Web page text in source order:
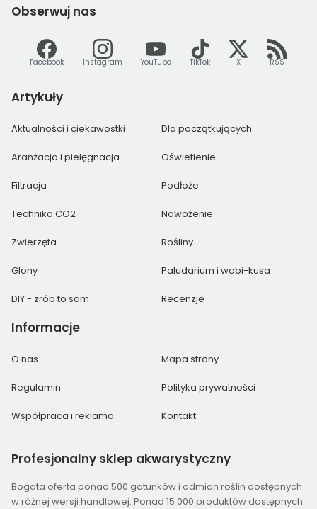
Obserwuj nas
Facebook Instagram YouTube TikTok X RSS
Artykuły
Aktualności i ciekawostki Dla początkujących
Aranżacja i pielęgnacja Oświetlenie
Filtracja Podłoże
Technika CO2 Nawożenie
Zwierzęta Rośliny
Glony Paludarium i wabi-kusa
DIY - zrób to sam Recenzje
Informacje
O nas Mapa strony
Regulamin Polityka prywatności
Współpraca i reklama Kontakt
Profesjonalny sklep akwarystyczny
Bogata oferta ponad 500 gatunków i odmian roślin dostępnych
w różnej wersji handlowej. Ponad 15 000 produktów dostępnych